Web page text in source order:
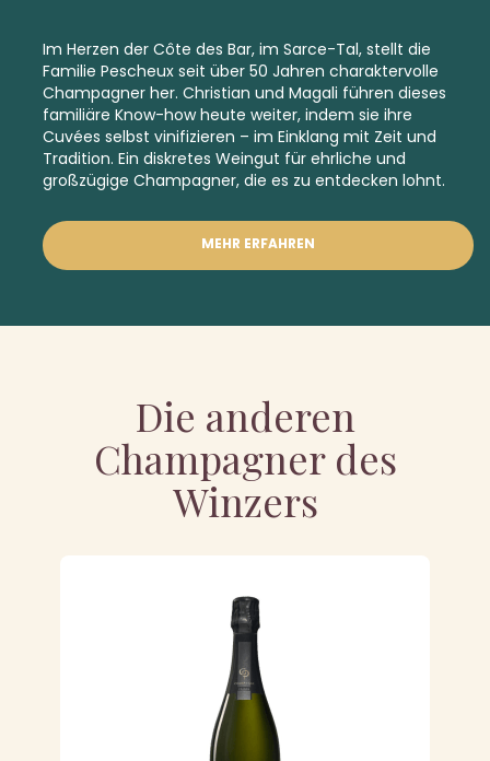
Im Herzen der Côte des Bar, im Sarce-Tal, stellt die
Familie Pescheux seit über 50 Jahren charaktervolle
Champagner her. Christian und Magali führen dieses
familiäre Know-how heute weiter, indem sie ihre
Cuvées selbst vinifizieren – im Einklang mit Zeit und
Tradition. Ein diskretes Weingut für ehrliche und
großzügige Champagner, die es zu entdecken lohnt.
MEHR ERFAHREN
Die anderen
Champagner des
Winzers